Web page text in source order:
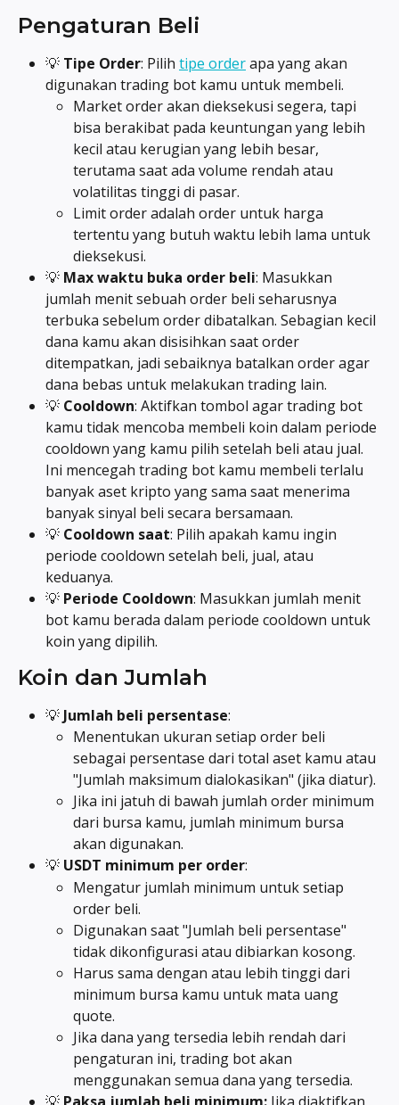
Pengaturan Beli
💡 Tipe Order: Pilih tipe order apa yang akan
digunakan trading bot kamu untuk membeli.
Market order akan dieksekusi segera, tapi
bisa berakibat pada keuntungan yang lebih
kecil atau kerugian yang lebih besar,
terutama saat ada volume rendah atau
volatilitas tinggi di pasar.
Limit order adalah order untuk harga
tertentu yang butuh waktu lebih lama untuk
dieksekusi.
💡 Max waktu buka order beli: Masukkan
jumlah menit sebuah order beli seharusnya
terbuka sebelum order dibatalkan. Sebagian kecil
dana kamu akan disisihkan saat order
ditempatkan, jadi sebaiknya batalkan order agar
dana bebas untuk melakukan trading lain.
💡 Cooldown: Aktifkan tombol agar trading bot
kamu tidak mencoba membeli koin dalam periode
cooldown yang kamu pilih setelah beli atau jual.
Ini mencegah trading bot kamu membeli terlalu
banyak aset kripto yang sama saat menerima
banyak sinyal beli secara bersamaan.
💡 Cooldown saat: Pilih apakah kamu ingin
periode cooldown setelah beli, jual, atau
keduanya.
💡 Periode Cooldown: Masukkan jumlah menit
bot kamu berada dalam periode cooldown untuk
koin yang dipilih.
Koin dan Jumlah
💡 Jumlah beli persentase:
Menentukan ukuran setiap order beli
sebagai persentase dari total aset kamu atau
"Jumlah maksimum dialokasikan" (jika diatur).
Jika ini jatuh di bawah jumlah order minimum
dari bursa kamu, jumlah minimum bursa
akan digunakan.
💡 USDT minimum per order:
Mengatur jumlah minimum untuk setiap
order beli.
Digunakan saat "Jumlah beli persentase"
tidak dikonfigurasi atau dibiarkan kosong.
Harus sama dengan atau lebih tinggi dari
minimum bursa kamu untuk mata uang
quote.
Jika dana yang tersedia lebih rendah dari
pengaturan ini, trading bot akan
menggunakan semua dana yang tersedia.